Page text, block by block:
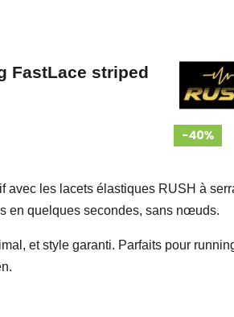
FastLace striped
avec les lacets élastiques RUSH à
en quelques secondes, sans nœuds.
et style garanti. Parfaits pour